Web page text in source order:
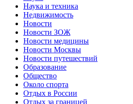
Наука и техника
Недвижимость
Новости
Новости ЗОЖ
Новости медицины
Новости Москвы
Новости путешествий
Образование
Общество
Около спорта
Отдых в России
Отдых за границей